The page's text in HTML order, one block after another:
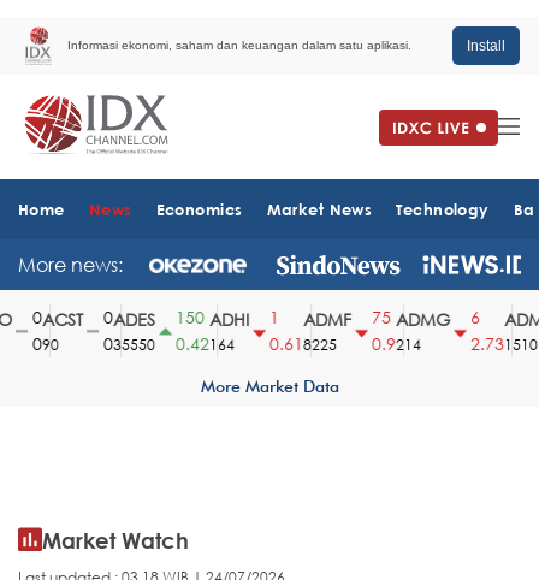
Informasi ekonomi, saham dan keuangan dalam satu aplikasi. Install
Home News Economics Market News Technology
More news:
ACST
90
ADES
35550
150
0.42
ADHI
164
0.61
ADMF
8225
75
0.9
ADMG
214
2.73
ADMR
1510
More Market Data
Market Watch